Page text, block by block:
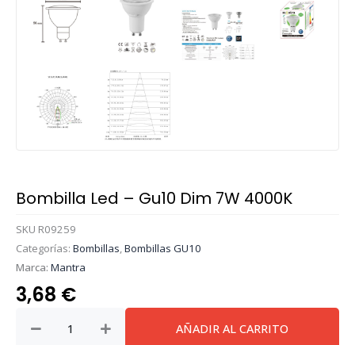
Bombilla Led – Gu10 Dim 7W 4000K
SKU R09259
Categorías: Bombillas,Bombillas GU10
Marca: Mantra
3,68 €
Led
AÑADIR AL CARRITO